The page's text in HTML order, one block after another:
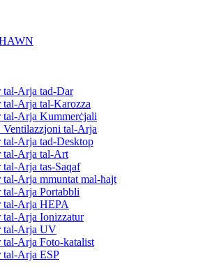
tal-Arja tad-Dar
tal-Arja tal-Karozza
tal-Arja Kummerċjali
Ventilazzjoni tal-Arja
tal-Arja tad-Desktop
tal-Arja tal-Art
Arja tas-Saqaf
Arja mmuntat mal-ħajt
tal-Arja Portabbli
tal-Arja HEPA
tal-Arja Ionizzatur
tal-Arja UV
tal-Arja Foto-katalist
tal-Arja ESP